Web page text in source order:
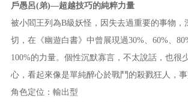
戶愚呂(弟)—超越技巧的純粹力量
被小閻王列為B級妖怪，因失去過重要的事物，
切，在《幽遊白書》中曾展現過30%、60%、
100%的力量。個性沉默寡言，不太說話，也很
心，看起來像是單純醉心於戰鬥的殺戮狂人，
角色定位：輸出型